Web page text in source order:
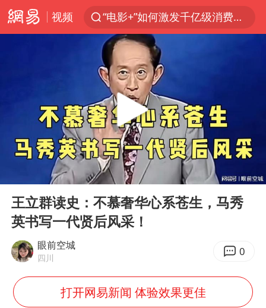
视频
“电影+”如何激发千亿级消费新活力？
泉州市委书记张毅恭被查
胜宏科技：股票交易异常波动
“秋天的第一杯奶茶”6岁了
上海：台风白海豚或将带来龙卷风
中巨芯：上半年归母净利润1405.77万元
国乒男单横滨冠军赛全军覆没
38岁演员求职万岁山NPC成功
胡彦斌获《歌手2026》歌王
Play
王立群读史：不慕奢华心系苍生，马秀
英书写一代贤后风采！
眼前空城
四川 0
打开网易新闻 体验效果更佳